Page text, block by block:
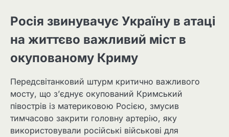
Росія звинувачує Україну в атаці
на життєво важливий міст в
окупованому Криму
Передсвітанковий штурм критично важливого
мосту, що з’єднує окупований Кримський
півострів із материковою Росією, змусив
тимчасово закрити головну артерію, яку
використовували російські військові для